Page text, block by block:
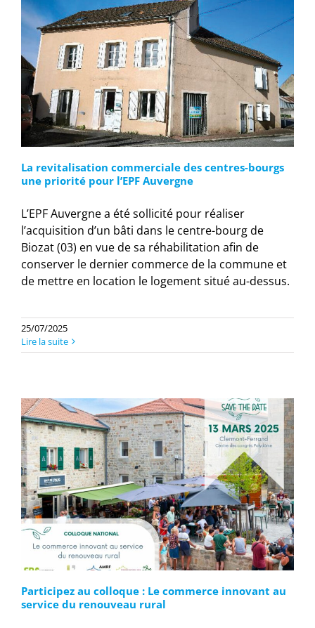
La revitalisation commerciale des centres-bourgs
une priorité pour l’EPF Auvergne
L’EPF Auvergne a été sollicité pour réaliser
l’acquisition d’un bâti dans le centre-bourg de
Biozat (03) en vue de sa réhabilitation afin de
conserver le dernier commerce de la commune et
de mettre en location le logement situé au-dessus.
25/07/2025
Lire la suite
Participez au colloque : Le commerce innovant au
service du renouveau rural